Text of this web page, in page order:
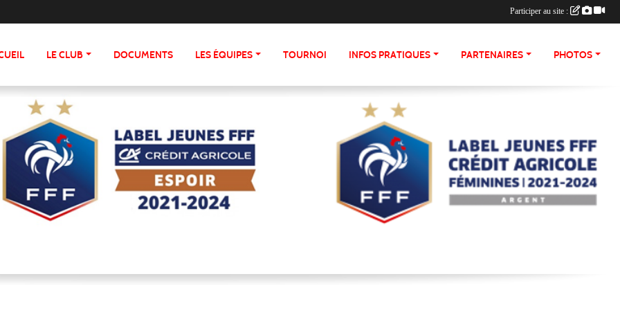
LE CLUB DOCUMENTS LES ÉQUIPES TOURNOI INFOS PRATIQUES PARTENAIRES PHOTOS
Participer au site :